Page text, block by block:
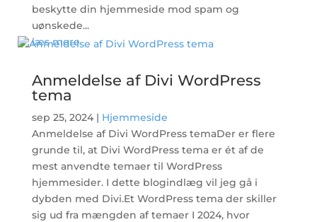
beskytte din hjemmeside mod spam og
uønskede...
læs mere
Anmeldelse af Divi WordPress
tema
sep 25, 2024| Hjemmeside
Anmeldelse af Divi WordPress temaDer er flere
grunde til, at Divi WordPress tema er ét af de
mest anvendte temaer til WordPress
hjemmesider. I dette blogindlæg vil jeg gå i
dybden med Divi.Et WordPress tema der skiller
sig ud fra mængden af temaer I 2024, hvor